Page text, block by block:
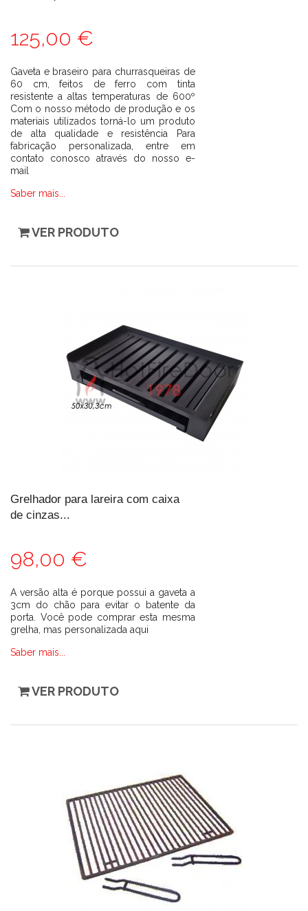
125,00 €
Gaveta e braseiro para churrasqueiras de
60 cm, feitos de ferro com tinta
resistente a altas temperaturas de 600º
Com o nosso método de produção e os
materiais utilizados torná-lo um produto
de alta qualidade e resistência Para
fabricação personalizada, entre em
contato conosco através do nosso e-
mail
Saber mais...
VER PRODUTO
Grelhador para lareira com caixa
de cinzas...
98,00 €
A versão alta é porque possui a gaveta a
3cm do chão para evitar o batente da
porta. Você pode comprar esta mesma
grelha, mas personalizada aqui
Saber mais...
VER PRODUTO